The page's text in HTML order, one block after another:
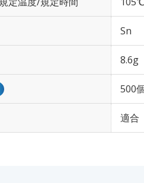
Sn
8.6g
500
適合